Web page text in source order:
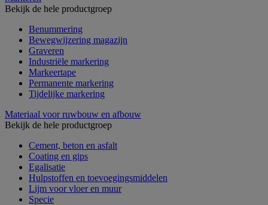
Bekijk de hele productgroep
Benummering
Bewegwijzering magazijn
Graveren
Industriële markering
Markeertape
Permanente markering
Tijdelijke markering
Materiaal voor ruwbouw en afbouw
Bekijk de hele productgroep
Cement, beton en asfalt
Coating en gips
Egalisatie
Hulpstoffen en toevoegingsmiddelen
Lijm voor vloer en muur
Specie